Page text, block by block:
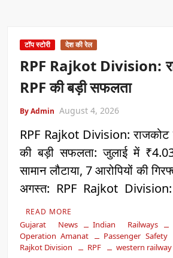
अठावलेटॉप स्टोरी देश की रेल
RPF Rajkot Division:
RPF की बड़ी सफलता
By Admin August 4, 2026
RPF Rajkot Division:
की बड़ी सफलता: जुलाई में
सामान लौटाया, 7 आरोपियों की
अगस्त: RPF Rajkot
READ MORE
Gujarat News Indian Railways
Operation Amanat
Passenger Safety
Rajkot Division
RPF western railway